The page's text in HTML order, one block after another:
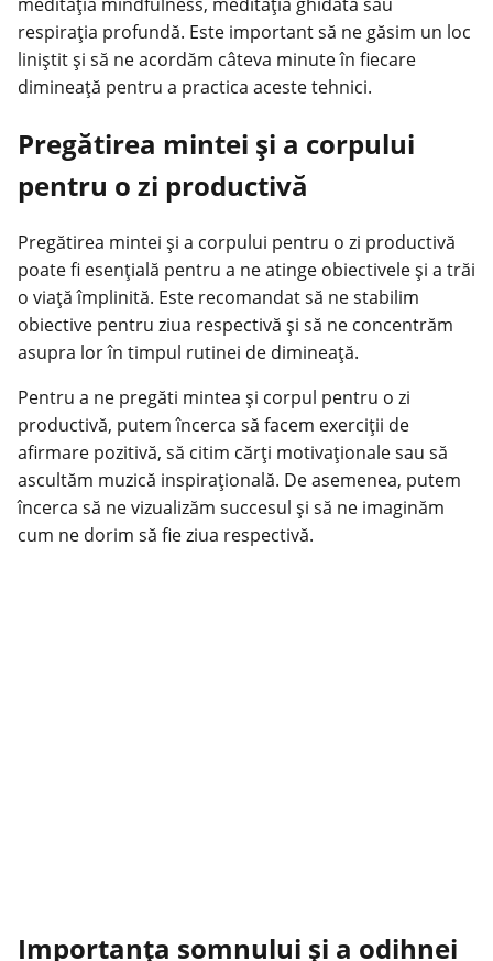
respirația profundă. Este important să ne găsim un loc
liniștit și să ne acordăm câteva minute în fiecare
dimineață pentru a practica aceste tehnici.
Pregătirea mintei și a corpului
pentru o zi productivă
Pregătirea mintei și a corpului pentru o zi productivă
poate fi esențială pentru a ne atinge obiectivele și a trăi
o viață împlinită. Este recomandat să ne stabilim
obiective pentru ziua respectivă și să ne concentrăm
asupra lor în timpul rutinei de dimineață.
Pentru a ne pregăti mintea și corpul pentru o zi
productivă, putem încerca să facem exerciții de
afirmare pozitivă, să citim cărți motivaționale sau să
ascultăm muzică inspirațională. De asemenea, putem
încerca să ne vizualizăm succesul și să ne imaginăm
cum ne dorim să fie ziua respectivă.
Importanța somnului și a odihnei